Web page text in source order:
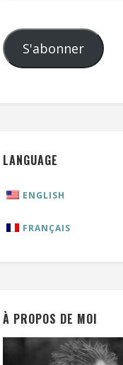
S'abonner
LANGUAGE
ENGLISH
FRANÇAIS
À PROPOS DE MOI